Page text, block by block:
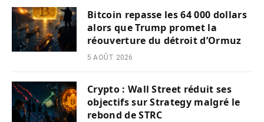
Bitcoin repasse les 64 000 dollars
alors que Trump promet la
réouverture du détroit d’Ormuz
5 AOÛT 2026
Crypto : Wall Street réduit ses
objectifs sur Strategy malgré le
rebond de STRC